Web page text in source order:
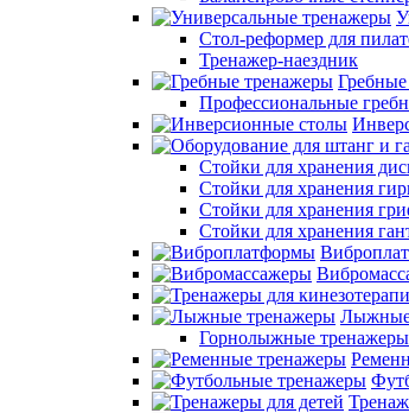
Стол-реформер для
Тренажер-наездник
Профессиональные
Стойки для хранения
Стойки для хранения
Стойки для хранения
Стойки для хранения
Лыжные
Горнолыжные тренажеры